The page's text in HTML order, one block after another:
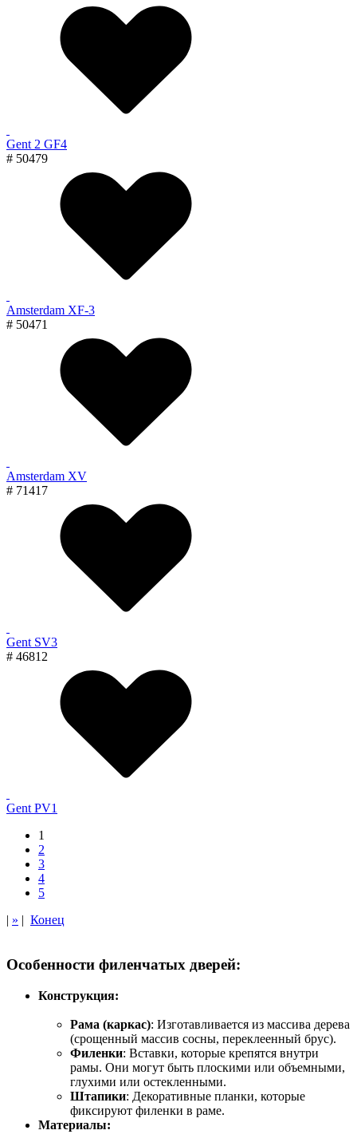
Gent 2 GF4
# 50479
Amsterdam XF-3
# 50471
Amsterdam XV
# 71417
Gent SV3
# 46812
Gent PV1
1
2
3
4
5
| » | Конец
Особенности филенчатых дверей:
Конструкция:
Рама (каркас): Изготавливается из массива дерева
(срощенный массив сосны, переклеенный брус).
Филенки: Вставки, которые крепятся внутри
рамы. Они могут быть плоскими или объемными,
глухими или остекленными.
Штапики: Декоративные планки, которые
фиксируют филенки в раме.
Материалы: